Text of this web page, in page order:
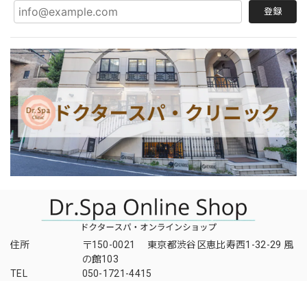
登録
住所
〒150-0021 東京都渋谷区恵比寿西1-32-29 風
の館103
TEL
050-1721-4415